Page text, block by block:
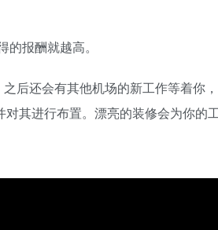
报酬就越高。
后还会有其他机场的新工作等着你
其进行布置。漂亮的装修会为你的